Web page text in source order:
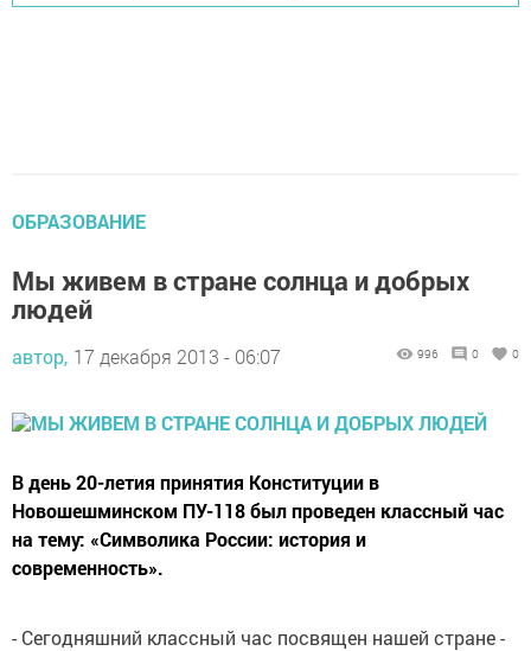
ОБРАЗОВАНИЕ
Мы живем в стране солнца и добрых
людей
автор, 17 декабря 2013 - 06:07 996 0 0
В день 20-летия принятия Конституции в
Новошешминском ПУ-118 был проведен классный час
на тему: «Символика России: история и
современность».
- Сегодняшний классный час посвящен нашей стране -